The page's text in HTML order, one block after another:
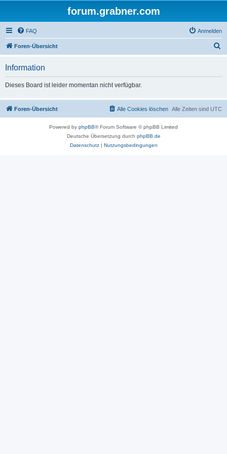
forum.grabner.com
FAQ Anmelden
Foren-Übersicht
Information
Dieses Board ist leider momentan nicht verfügbar.
Foren-Übersicht Alle Zeiten sind UTC
Alle Cookies löschen
Powered by phpBB® Forum Software © phpBB Limited
Deutsche Übersetzung durch phpBB.de
Datenschutz| Nutzungsbedingungen